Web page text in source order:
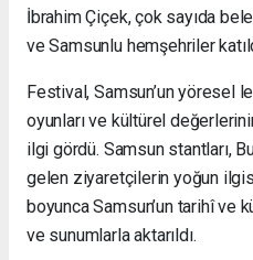
İbrahim Çiçek, çok sayıda
ve Samsunlu hemşehriler
Festival, Samsun’un yöresel
oyunları ve kültürel
ilgi gördü. Samsun stantları,
gelen ziyaretçilerin yoğun
boyunca Samsun’un tarihî ve
ve sunumlarla aktarıldı.